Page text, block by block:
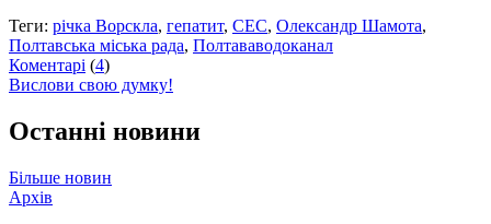
Теги: річка Ворскла, гепатит, СЕС, Олександр Шамота,
Полтавська міська рада, Полтававодоканал
Коментарі (4)
Вислови свою думку!
Останні новини
Більше новин
Архів